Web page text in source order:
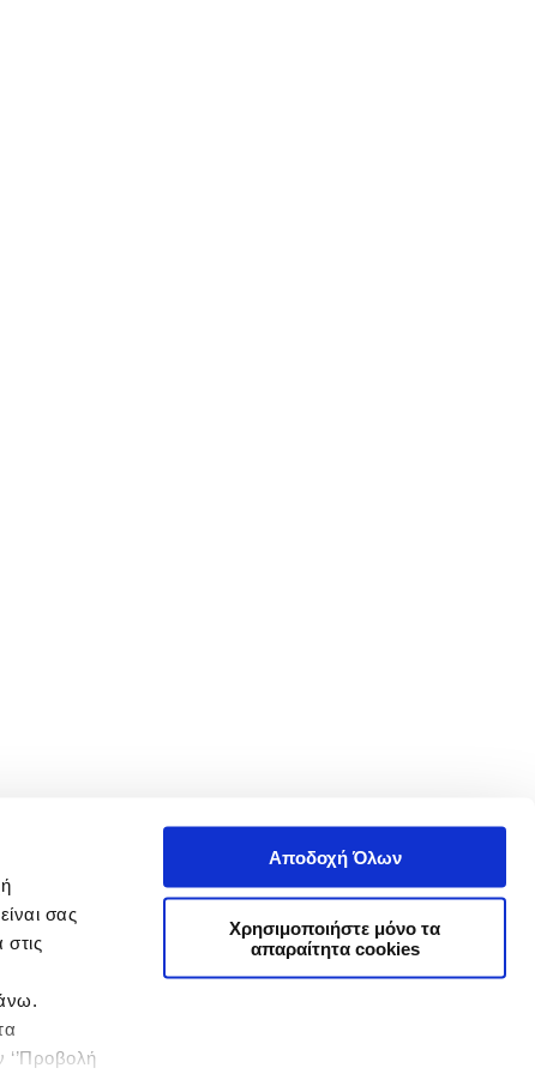
σας
‘’Προβολή
Αποδοχή Όλων
Χρησιμοποιήστε μόνο τα
απαραίτητα cookies